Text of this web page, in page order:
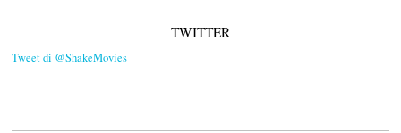
TWITTER
Tweet di @ShakeMovies